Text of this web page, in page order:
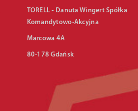
TORELL - Danuta Wingert Spółka
Komandytowo-Akcyjna
Marcowa 4A
80-178 Gdańsk